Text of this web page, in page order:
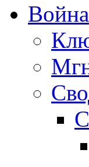
Война